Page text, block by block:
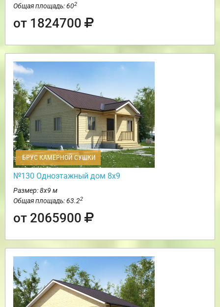
Общая площадь: 602
от 1824700
БРУС КАМЕРНОЙ СУШКИ
№130 Одноэтажный дом 8х9
Размер: 8х9 м
Общая площадь: 63.22
от 2065900